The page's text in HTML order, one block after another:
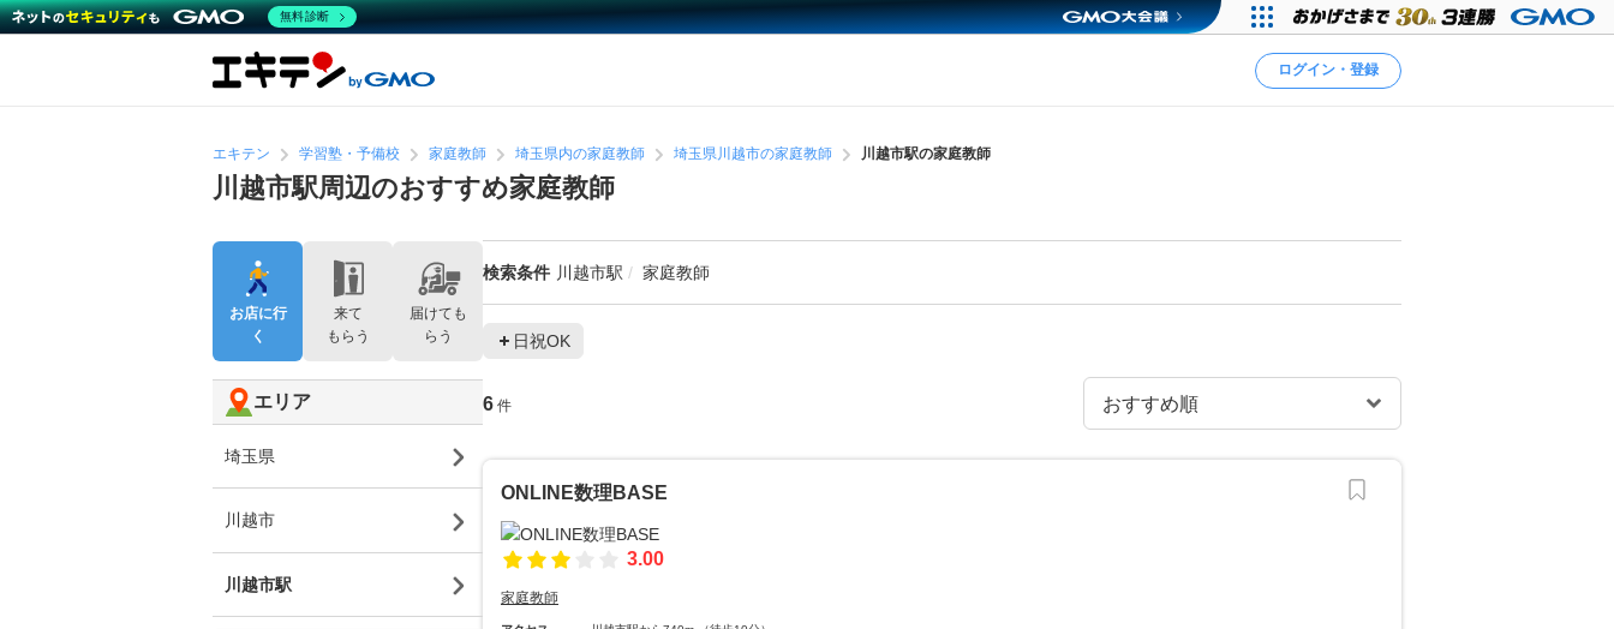
ログイン・登録
エキテン 学習塾・予備校 家庭教師 埼玉県内の家庭教師 埼玉県川越市の家庭教師 川越市駅の家庭教師
川越市駅周辺のおすすめ家庭教師
検索条件 川越市駅 家庭教師
日祝OK
6 件
ONLINE数理BASE
3.00
家庭教師
お店に行
く
来て
もらう
届けても
らう
エリア
埼玉県
川越市
川越市駅
無料診断